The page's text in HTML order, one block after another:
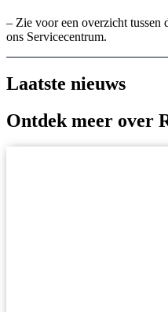
– Zie voor een overzicht tussen
ons Servicecentrum.
Laatste nieuws
Ontdek meer over